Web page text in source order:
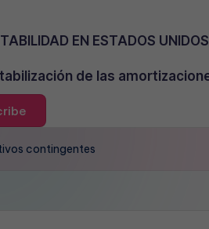
EN ESTADOS UNIDOS
de las
contingentes